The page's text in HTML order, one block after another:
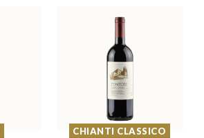
CHIANTI CLASSICO